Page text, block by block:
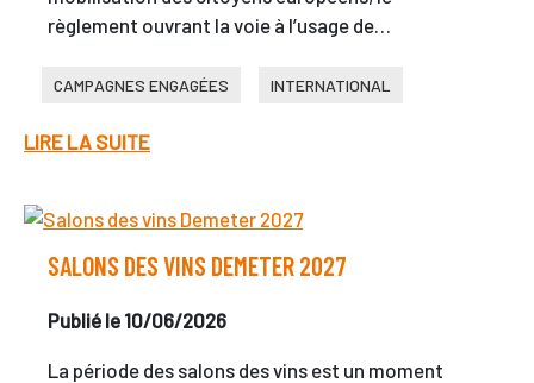
règlement ouvrant la voie à l’usage de…
CAMPAGNES ENGAGÉES INTERNATIONAL
LIRE LA SUITE
SALONS DES VINS DEMETER 2027
Publié le 10/06/2026
La période des salons des vins est un moment